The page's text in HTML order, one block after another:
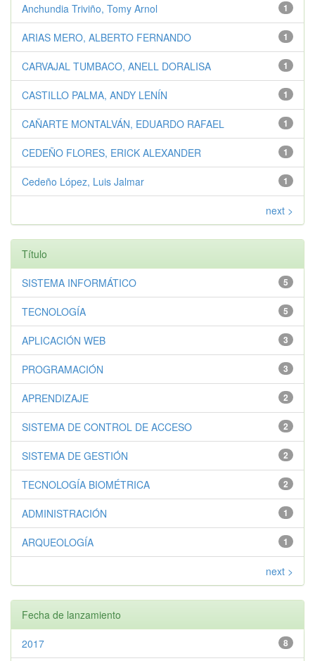
1
Anchundia Triviño, Tomy Arnol
1
ARIAS MERO, ALBERTO FERNANDO
1
CARVAJAL TUMBACO, ANELL DORALISA
1
CASTILLO PALMA, ANDY LENÍN
1
CAÑARTE MONTALVÁN, EDUARDO RAFAEL
1
CEDEÑO FLORES, ERICK ALEXANDER
1
Cedeño López, Luis Jalmar
next >
Título
5
SISTEMA INFORMÁTICO
5
TECNOLOGÍA
3
APLICACIÓN WEB
3
PROGRAMACIÓN
2
APRENDIZAJE
2
SISTEMA DE CONTROL DE ACCESO
2
SISTEMA DE GESTIÓN
2
TECNOLOGÍA BIOMÉTRICA
1
ADMINISTRACIÓN
1
ARQUEOLOGÍA
next >
Fecha de lanzamiento
8
2017